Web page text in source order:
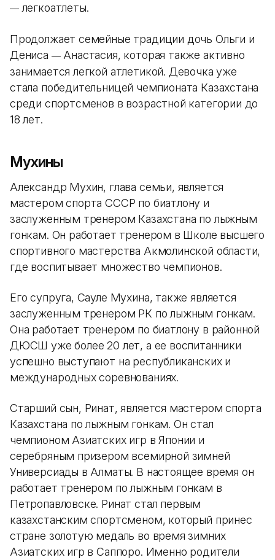
—легкоатлеты.
Продолжает семейные традиции дочь Ольги и
Дениса —Анастасия, которая также активно
занимается легкой атлетикой. Девочка уже
стала победительницей чемпионата Казахстана
среди спортсменов в возрастной категории до
18 лет.
Мухины
Александр Мухин, глава семьи, является
мастером спорта СССР по биатлону и
заслуженным тренером Казахстана по лыжным
гонкам. Он работает тренером в Школе высшего
спортивного мастерства Акмолинской области,
где воспитывает множество чемпионов.
Его супруга, Сауле Мухина, также является
заслуженным тренером РК по лыжным гонкам.
Она работает тренером по биатлону в районной
ДЮСШ уже более 20 лет, а ее воспитанники
успешно выступают на республиканских и
международных соревнованиях.
Старший сын, Ринат, является мастером спорта
Казахстана по лыжным гонкам. Он стал
чемпионом Азиатских игр в Японии и
серебряным призером всемирной зимней
Универсиады в Алматы. В настоящее время он
работает тренером по лыжным гонкам в
Петропавловске. Ринат стал первым
казахстанским спортсменом, который принес
стране золотую медаль во время зимних
Азиатских игр в Саппоро. Именно родители